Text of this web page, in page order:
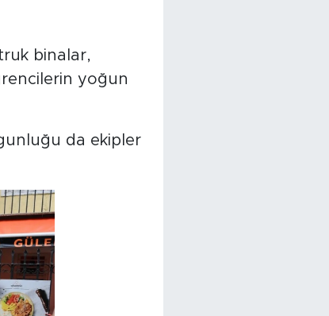
binalar,
yoğun
da ekipler